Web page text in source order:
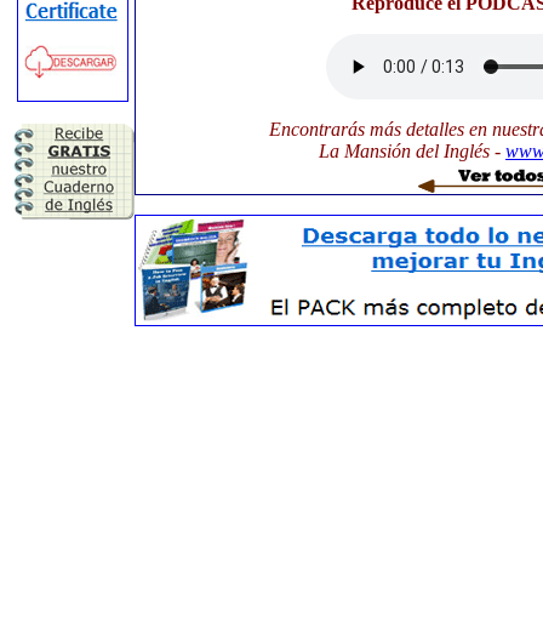
Encontrarás más detalles en
La Mansión del Inglés -